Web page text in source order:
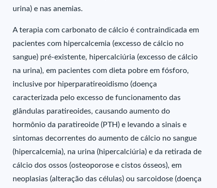
urina) e nas anemias.
A terapia com carbonato de cálcio é contraindicada em
pacientes com hipercalcemia (excesso de cálcio no
sangue) pré-existente, hipercalciúria (excesso de cálcio
na urina), em pacientes com dieta pobre em fósforo,
inclusive por hiperparatireoidismo (doença
caracterizada pelo excesso de funcionamento das
glândulas paratireoides, causando aumento do
hormônio da paratireoide (PTH) e levando a sinais e
sintomas decorrentes do aumento de cálcio no sangue
(hipercalcemia), na urina (hipercalciúria) e da retirada de
cálcio dos ossos (osteoporose e cistos ósseos), em
neoplasias (alteração das células) ou sarcoidose (doença